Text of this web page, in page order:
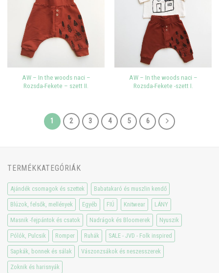
AW – In the woods naci –
Rozsda-Fekete – szett II.
AW – In the woods naci –
Rozsda-Fekete -szett I.
1 2 3 4 5 6
TERMÉKKATEGÓRIÁK
Ajándék csomagok és szettek Babatakaró és muszlin kendő
Blúzok, felsők, mellények Egyéb FIÚ Knitwear LÁNY
Masnik -fejpántok és csatok Nadrágok és Bloomerek Nyuszik
Pólók, Pulcsik Romper Ruhák SALE - JVD - Folk inspired
Sapkák, bonnek és sálak Vászonzsákok és neszesszerek
Zoknik és harisnyák